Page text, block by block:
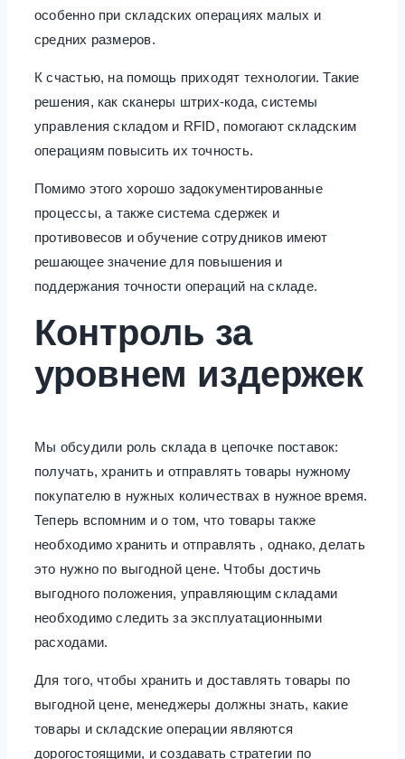
особенно при складских операциях малых и
средних размеров.
К счастью, на помощь приходят технологии. Такие
решения, как сканеры штрих-кода, системы
управления складом и RFID, помогают складским
операциям повысить их точность.
Помимо этого хорошо задокументированные
процессы, а также система сдержек и
противовесов и обучение сотрудников имеют
решающее значение для повышения и
поддержания точности операций на складе.
Контроль за
уровнем издержек
Мы обсудили роль склада в цепочке поставок:
получать, хранить и отправлять товары нужному
покупателю в нужных количествах в нужное время.
Теперь вспомним и о том, что товары также
необходимо хранить и отправлять , однако, делать
это нужно по выгодной цене. Чтобы достичь
выгодного положения, управляющим складами
необходимо следить за эксплуатационными
расходами.
Для того, чтобы хранить и доставлять товары по
выгодной цене, менеджеры должны знать, какие
товары и складские операции являются
дорогостоящими, и создавать стратегии по